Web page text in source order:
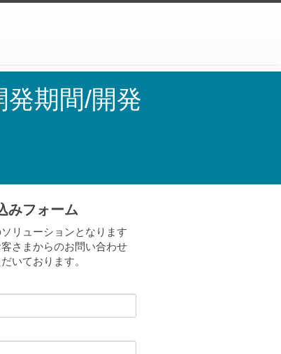
期間/開発
みフォーム
リューションとなります
さまからのお問い合わせ
いております。